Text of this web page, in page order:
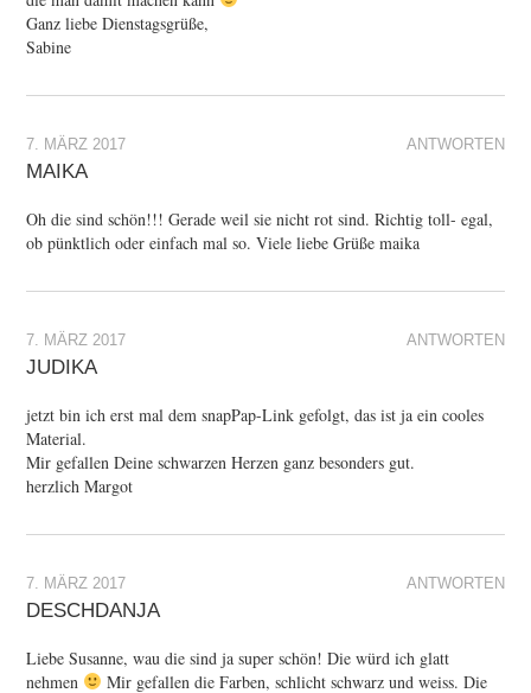
Ganz liebe Dienstagsgrüße,
Sabine
ANTWORTEN
7. MÄRZ 2017
MAIKA
Oh die sind schön!!! Gerade weil sie nicht rot sind. Richtig toll- egal,
ob pünktlich oder einfach mal so. Viele liebe Grüße maika
ANTWORTEN
7. MÄRZ 2017
JUDIKA
jetzt bin ich erst mal dem snapPap-Link gefolgt, das ist ja ein cooles
Material.
Mir gefallen Deine schwarzen Herzen ganz besonders gut.
herzlich Margot
ANTWORTEN
7. MÄRZ 2017
DESCHDANJA
Liebe Susanne, wau die sind ja super schön! Die würd ich glatt
nehmen
Mir gefallen die Farben, schlicht schwarz und weiss. Die